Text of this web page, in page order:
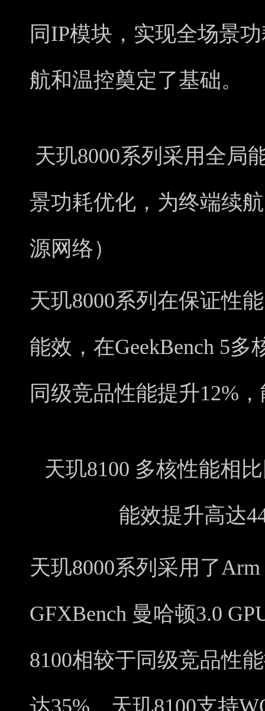
同IP模块，实现全场景
航和温控奠定了基础。
天玑8000系列采用全局
景功耗优化，为终端续
源网络）
天玑8000系列在保证性
能效，在GeekBench 5
同级竞品性能提升12%
天玑8100 多核性能相
能效提升高达
天玑8000系列采用了
GFXBench 曼哈顿3.0
8100相较于同级竞品性
达35%。天玑8100支持